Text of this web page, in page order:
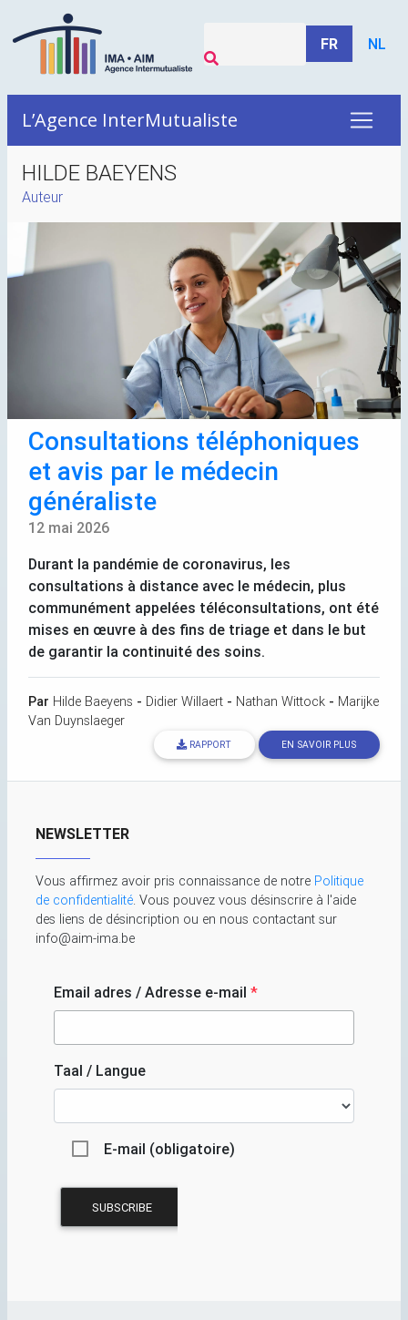
FR NL
L’Agence InterMutualiste
HILDE BAEYENS
Auteur
Consultations téléphoniques
et avis par le médecin
généraliste
12 mai 2026
Durant la pandémie de coronavirus, les
consultations à distance avec le médecin, plus
communément appelées téléconsultations, ont été
mises en œuvre à des fins de triage et dans le but
de garantir la continuité des soins.
Par Hilde Baeyens - Didier Willaert - Nathan Wittock - Marijke
Van Duynslaeger
RAPPORT EN SAVOIR PLUS
NEWSLETTER
Vous affirmez avoir pris connaissance de notre Politique
de confidentialité. Vous pouvez vous désinscrire à l'aide
des liens de désincription ou en nous contactant sur
info@aim-ima.be
Email adres / Adresse e-mail *
Taal / Langue
E-mail (obligatoire)